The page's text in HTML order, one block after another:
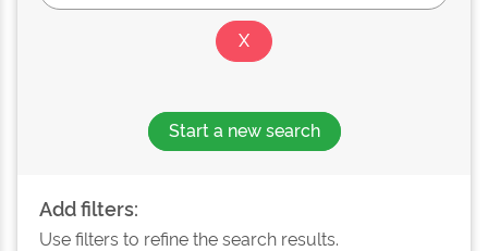
Start a new search
Add filters:
Use filters to refine the search results.